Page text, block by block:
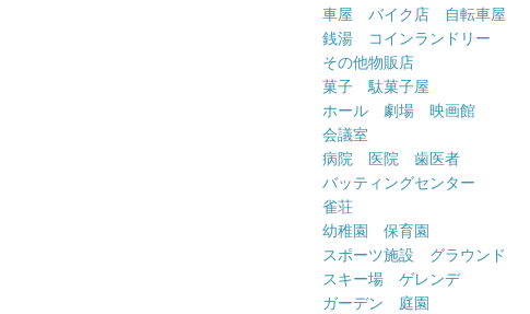
車屋 バイク店 自転車屋
銭湯 コインランドリー
その他物販店
菓子 駄菓子屋
ホール 劇場 映画館
会議室
病院 医院 歯医者
バッティングセンター
雀荘
幼稚園 保育園
スポーツ施設 グラウンド
スキー場 ゲレンデ
ガーデン 庭園